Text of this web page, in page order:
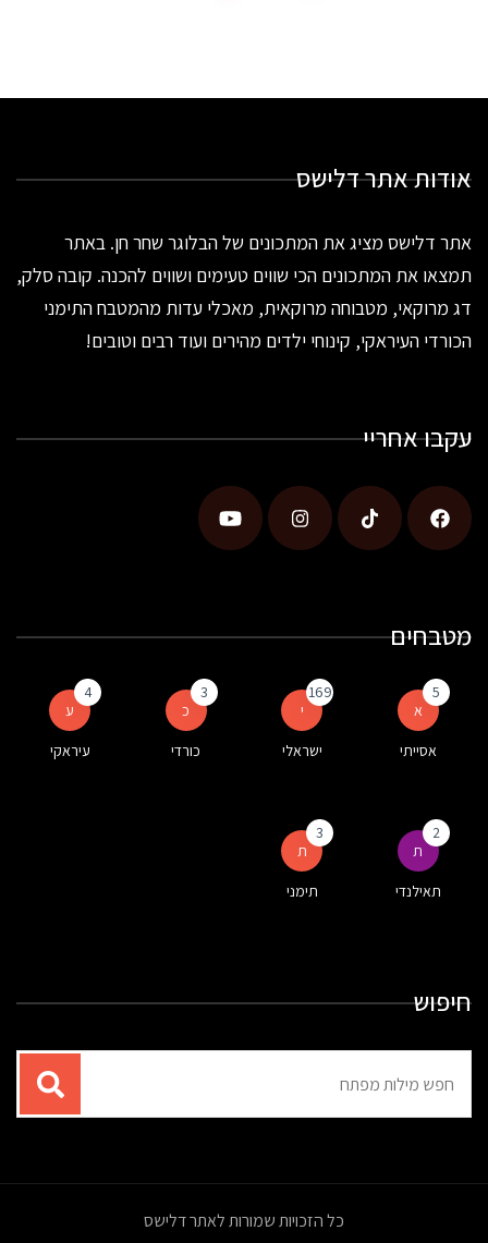
אודות אתר דלישס
אתר דלישס מציג את המתכונים של הבלוגר שחר חן. באתר
תמצאו את המתכונים הכי שווים טעימים ושווים להכנה. קובה סלק,
דג מרוקאי, מטבוחה מרוקאית, מאכלי עדות מהמטבח התימני
הכורדי העיראקי, קינוחי ילדים מהירים ועוד רבים וטובים!
עקבו אחריי
מטבחים
א
5
אסייתי
י
169
ישראלי
כ
3
כורדי
ע
4
עיראקי
ת
2
תאילנדי
ת
3
תימני
חיפוש
עבור
כל הזכויות שמורות לאתר דלישס